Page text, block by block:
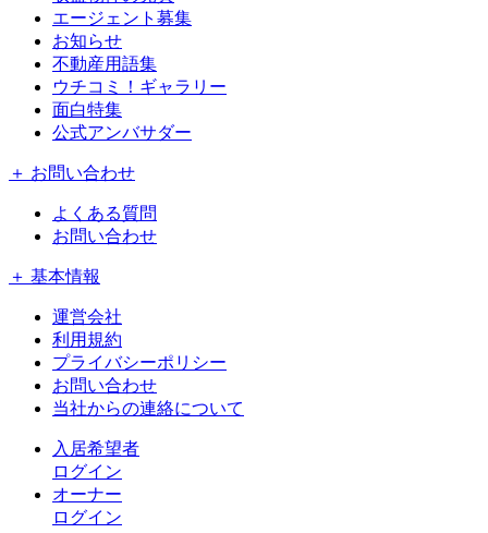
エージェント募集
お知らせ
不動産用語集
ウチコミ！ギャラリー
面白特集
公式アンバサダー
＋ お問い合わせ
よくある質問
お問い合わせ
＋ 基本情報
運営会社
利用規約
プライバシーポリシー
お問い合わせ
当社からの連絡について
入居希望者
ログイン
オーナー
ログイン